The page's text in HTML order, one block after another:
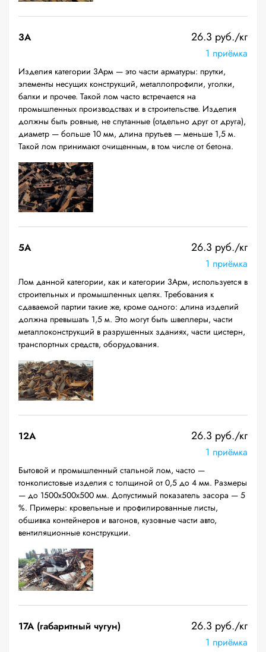
3А 26.3 руб./кг
1 приёмка
Изделия категории 3Арм — это части арматуры: прутки,
элементы несущих конструкций, металлопрофили, уголки,
балки и прочее. Такой лом часто встречается на
промышленных производствах и в строительстве. Изделия
должны быть ровные, не спутанные (отдельно друг от друга),
диаметр — больше 10 мм, длина прутьев — меньше 1,5 м.
Такой лом принимают очищенным, в том числе от бетона.
5А 26.3 руб./кг
1 приёмка
Лом данной категории, как и категории 3Арм, используется в
строительных и промышленных целях. Требования к
сдаваемой партии такие же, кроме одного: длина изделий
должна превышать 1,5 м. Это могут быть швеллеры, части
металлоконструкций в разрушенных зданиях, части цистерн,
транспортных средств, оборудования.
12A 26.3 руб./кг
1 приёмка
Бытовой и промышленный стальной лом, часто —
тонколистовые изделия с толщиной от 0,5 до 4 мм. Размеры
— до 1500х500х500 мм. Допустимый показатель засора — 5
%. Примеры: кровельные и профилированные листы,
обшивка контейнеров и вагонов, кузовные части авто,
вентиляционные конструкции.
17А (габаритный чугун) 26.3 руб./кг
1 приёмка